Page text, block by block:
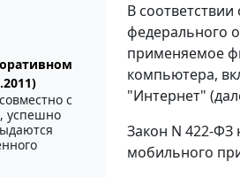
с
успешно
В
федерального
применяемое
компьютера,
"Интернет"
Закон N 422-
мобильного